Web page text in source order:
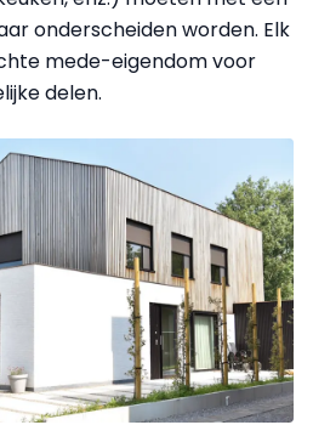
onderscheiden worden. Elk
mede-eigendom voor
delen.